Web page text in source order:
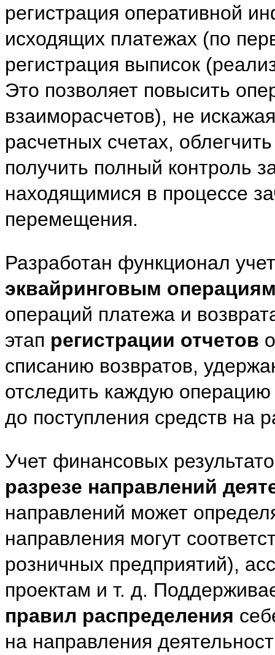
регистрация оперативной
исходящих платежах (по
регистрация выписок
Это позволяет повысить
взаиморасчетов), не
расчетных счетах,
получить полный контроль
находящимися в процессе
перемещения.
Разработан функционал
эквайринговым
операций платежа и
этап регистрации отчетов
списанию возвратов,
отследить каждую
до поступления средств на
Учет финансовых
разрезе направлений
направлений может
направления могут
розничных предприятий),
проектам и т. д.
правил распределения
на направления